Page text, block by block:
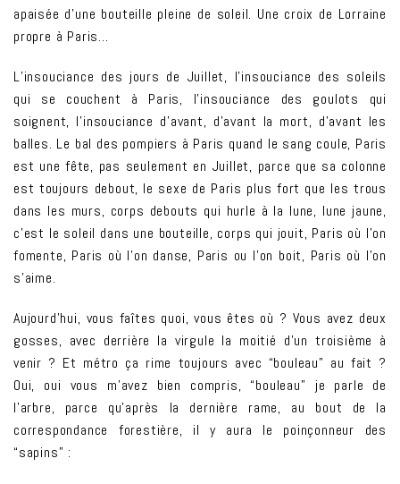
apaisée d’une bouteille pleine de soleil. Une croix de Lorraine
propre à Paris…
L’insouciance des jours de Juillet, l’insouciance des soleils
qui se couchent à Paris, l’insouciance des goulots qui
soignent, l’insouciance d’avant, d’avant la mort, d’avant les
balles. Le bal des pompiers à Paris quand le sang coule, Paris
est une fête, pas seulement en Juillet, parce que sa colonne
est toujours debout, le sexe de Paris plus fort que les trous
dans les murs, corps debouts qui hurle à la lune, lune jaune,
c’est le soleil dans une bouteille, corps qui jouit, Paris où l’on
fomente, Paris où l’on danse, Paris ou l’on boit, Paris où l’on
s’aime.
Aujourd’hui, vous faîtes quoi, vous êtes où ? Vous avez deux
gosses, avec derrière la virgule la moitié d’un troisième à
venir ? Et métro ça rime toujours avec “bouleau” au fait ?
Oui, oui vous m’avez bien compris, “bouleau” je parle de
l’arbre, parce qu’après la dernière rame, au bout de la
correspondance forestière, il y aura le poinçonneur des
“sapins” :